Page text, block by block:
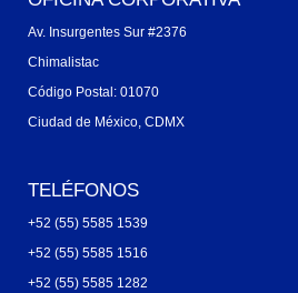
Av. Insurgentes Sur #2376
Chimalistac
Código Postal: 01070
Ciudad de México, CDMX
TELÉFONOS
+52 (55) 5585 1539
+52 (55) 5585 1516
+52 (55) 5585 1282